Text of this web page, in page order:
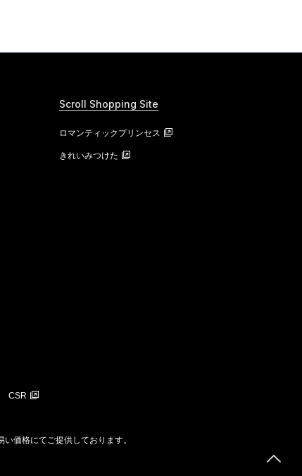
Scroll Shopping Site
ロマンティックプリンセス
きれいみつけた
CSR
価格にてご提供しております。